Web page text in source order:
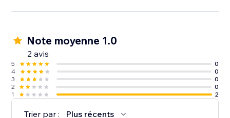
Note moyenne 1.0
2 avis
5
0
4
0
3
0
2
0
1
2
Trier par : Plus récents